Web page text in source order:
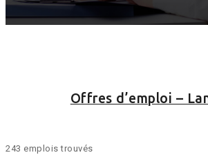
Offres d’emploi –
243 emplois trouvés